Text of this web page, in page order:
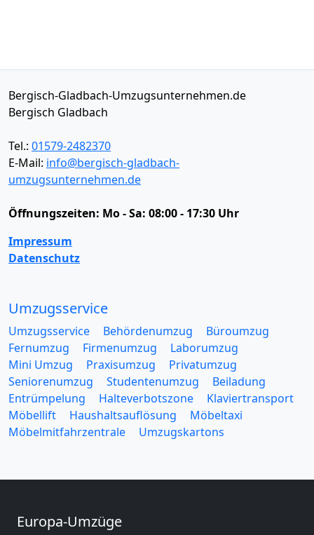
Bergisch-Gladbach-Umzugsunternehmen.de
Bergisch Gladbach
Tel.: 01579-2482370
E-Mail: info@bergisch-gladbach-
umzugsunternehmen.de
Öffnungszeiten: Mo - Sa: 08:00 - 17:30 Uhr
Impressum
Datenschutz
Umzugsservice
Umzugsservice Behördenumzug
Büroumzug
Fernumzug
Firmenumzug
Laborumzug
Mini Umzug
Praxisumzug
Privatumzug
Seniorenumzug
Studentenumzug
Beiladung
Entrümpelung
Halteverbotszone
Klaviertransport
Möbellift
Haushaltsauflösung
Möbeltaxi
Möbelmitfahrzentrale
Umzugskartons
Europa-Umzüge